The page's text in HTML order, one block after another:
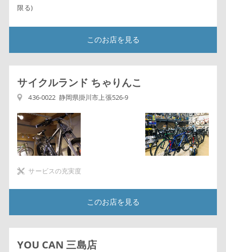
限る)
このお店を見る
サイクルランド ちゃりんこ
436-0022 静岡県掛川市上張526-9
サービスの充実度
このお店を見る
YOU CAN 三島店